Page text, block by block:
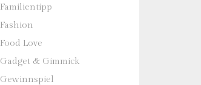
Familientipp
Fashion
Food Love
Gadget & Gimmick
Gewinnspiel